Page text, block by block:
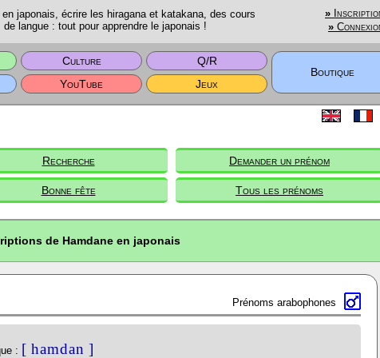
en japonais, écrire les hiragana et katakana, des cours
de langue : tout pour apprendre le japonais !
»
»
Culture
Q/R
Boutique
YouTube Jeux
Recherche Demander un prénom
Bonne fête Tous les prénoms
de Hamdane en japonais
Prénoms arabophones
: [ hamdan ]